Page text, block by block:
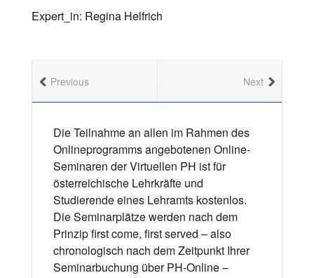
Expert_in: Regina Helfrich
Next
Previous
Die Teilnahme an allen im Rahmen des
Onlineprogramms angebotenen Online-
Seminaren der Virtuellen PH ist für
österreichische Lehrkräfte und
Studierende eines Lehramts kostenlos.
Die Seminarplätze werden nach dem
Prinzip first come, first served – also
chronologisch nach dem Zeitpunkt Ihrer
Seminarbuchung über PH-Online –